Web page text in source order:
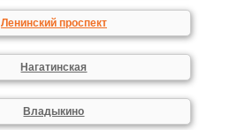
Ленинский проспект
Нагатинская
Владыкино